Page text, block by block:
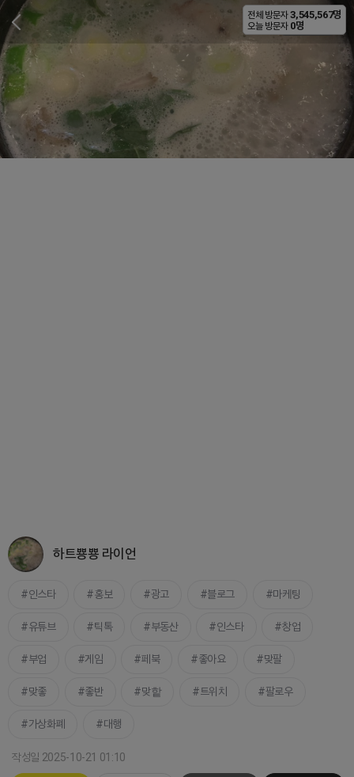
비공개
하트뿅뿅 라이언
인스타 홍보 광고 블로그 마케팅
유튜브 틱톡 부동산 인스타 창업
부업 게임 페북 좋아요 맞팔
맞좋 좋반 맞핱 트위치 팔로우
가상화폐 대행
작성일 2025-10-21 01:10
전체 방문자 3,545,567명
오늘 방문자 0명